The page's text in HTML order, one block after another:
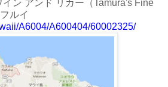
ン アンド リカー（Tamura's Fine
ルイ
A6004/A600404/60002325/